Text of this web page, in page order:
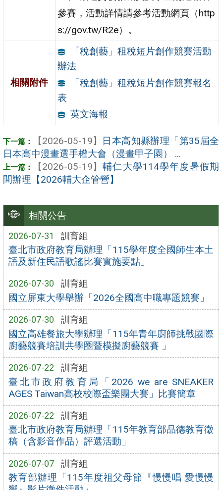
相關公告
2026-07-31 訓育組
臺北市政府教育局辦理「115學年度全國師生本土
語及新住民語歌謠比賽實施要點」
2026-07-30 訓育組
國立屏東大學舉辦「2026全國高中職專題競賽」
2026-07-30 訓育組
國立高雄餐旅大學辦理「115年青年廚師挑戰國際
廚藝競賽培訓共學圈暨模擬廚藝競賽 」
2026-07-22 訓育組
臺北市政府教育局「2026 we are SNEAKER
AGES Taiwan高校校際盃樂團大賽」比賽簡章
2026-07-22 訓育組
臺北市政府教育局辦理「115年教育部品德教育徵
稿（含影音作品）評選活動」
2026-07-07 訓育組
教育部辦理「115年度祖父母節『慢慢唱 愛慢慢
參賽，活動詳情請參考活動網頁（http
s://gov.tw/R2e）。
相關附件
「稅創藝」租稅短片創作競賽活動
辦法
「稅創藝」租稅短片創作競賽報名
表
英文海報
【2026-05-19】
日本高知縣辦理「第35屆全
日本高中漫畫選手權大會（漫畫甲子園） ...
【2026-05-19】 輔仁大學114學年度暑假期
間辦理【2026輔大企管營】